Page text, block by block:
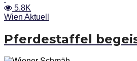
5.8K
Wien Aktuell
Pferdestaffel